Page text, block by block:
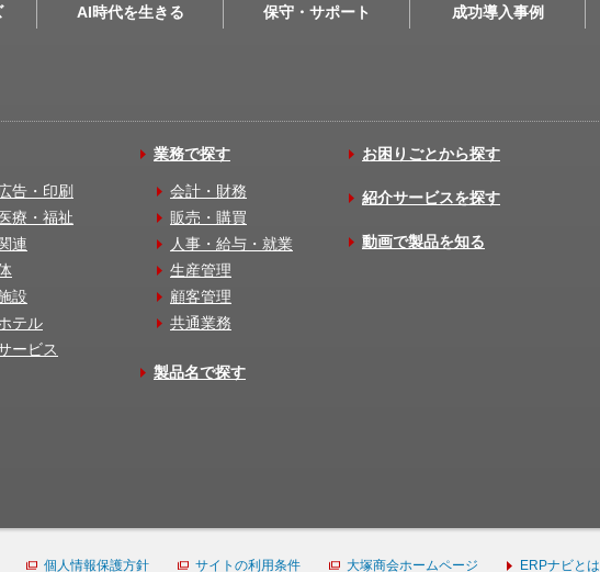
AI時代を生きる 保守・サポート 成功導入事例
告・印刷
療・福祉
連
設
テル
ービス
業務で探す
会計・財務
販売・購買
人事・給与・就業
生産管理
顧客管理
共通業務
製品名で探す
お困りごとから探す
紹介サービスを探す
動画で製品を知る
個人情報保護方針 サイトの利用条件 大塚商会ホームページ ERPナビとは